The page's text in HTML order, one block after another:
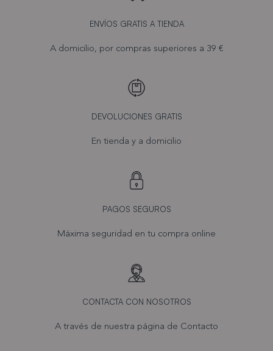
ENVÍOS GRATIS A TIENDA
A domicilio, por compras superiores a 39 €
DEVOLUCIONES GRATIS
En tienda y a domicilio
PAGOS SEGUROS
Máxima seguridad en tu compra online
CONTACTA CON NOSOTROS
A través de nuestra página de Contacto